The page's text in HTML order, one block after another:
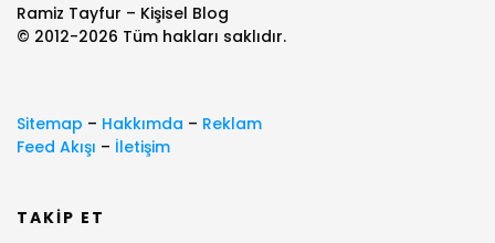
Ramiz Tayfur – Kişisel Blog
© 2012-2026 Tüm hakları saklıdır.
Sitemap – Hakkımda – Reklam
Feed Akışı – İletişim
TAKIP ET